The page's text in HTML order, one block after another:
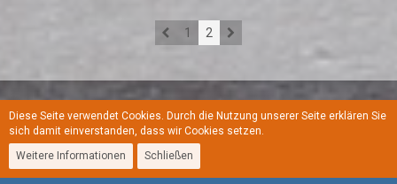
1 2
Regeln Datenschutzerklärung Kontakt
Stil:YoungGay
Diese Seite verwendet Cookies. Durch die Nutzung unserer Seite erklären Sie
sich damit einverstanden, dass wir Cookies setzen.
Weitere Informationen
Schließen